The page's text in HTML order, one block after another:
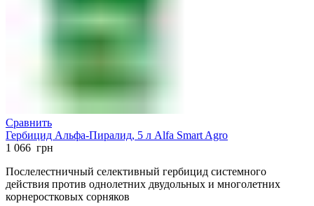
Сравнить
Гербицид Альфа-Пиралид, 5 л Alfa Smart Agro
1 066 грн
Послелестничный селективный гербицид системного
действия против однолетних двудольных и многолетних
корнеростковых сорняков